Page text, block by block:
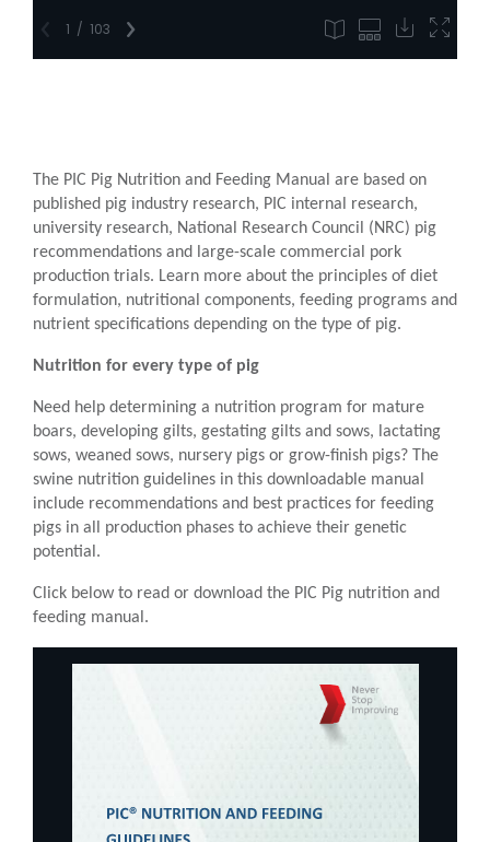
The PIC Pig Nutrition and Feeding Manual are based on
published pig industry research, PIC internal research,
university research, National Research Council (NRC) pig
recommendations and large-scale commercial pork
production trials. Learn more about the principles of diet
formulation, nutritional components, feeding programs and
nutrient specifications depending on the type of pig.
Nutrition for every type of pig
Need help determining a nutrition program for mature
boars, developing gilts, gestating gilts and sows, lactating
sows, weaned sows, nursery pigs or grow-finish pigs? The
swine nutrition guidelines in this downloadable manual
include recommendations and best practices for feeding
pigs in all production phases to achieve their genetic
potential.
Click below to read or download the PIC Pig nutrition and
feeding manual.